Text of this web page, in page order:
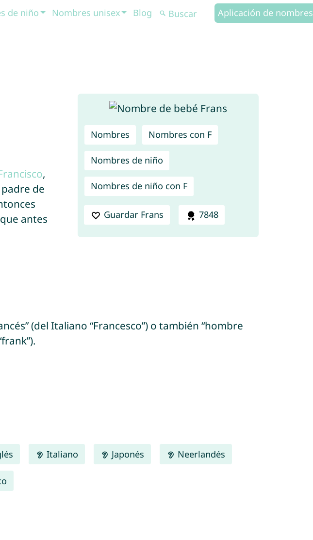
de niño Nombres unisex Blog Aplicación de nombres
Nombres Nombres con F
Nombres de niño
Nombres de niño con F
Guardar Frans 7848
,
de
antes
(del Italiano “Francesco”) o también “hombre
Italiano Japonés Neerlandés